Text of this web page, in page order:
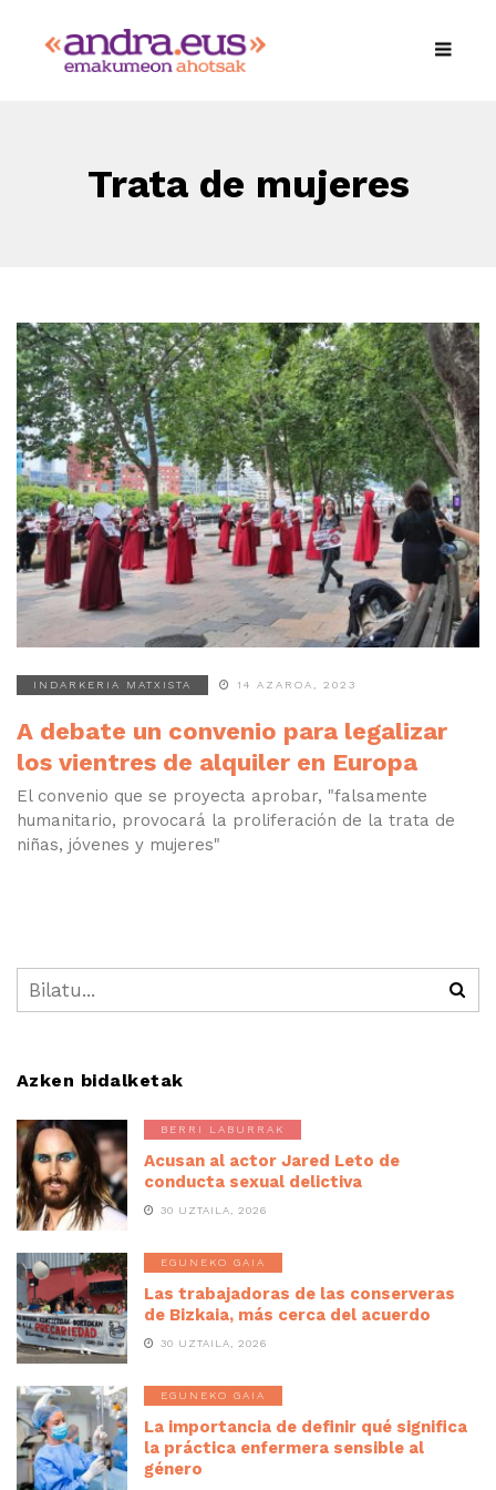
Trata de mujeres
INDARKERIA MATXISTA 14 AZAROA, 2023
A debate un convenio para legalizar
los vientres de alquiler en Europa
El convenio que se proyecta aprobar, "falsamente
humanitario, provocará la proliferación de la trata de
niñas, jóvenes y mujeres"
Azken bidalketak
BERRI LABURRAK
Acusan al actor Jared Leto de
conducta sexual delictiva
30 UZTAILA, 2026
EGUNEKO GAIA
Las trabajadoras de las conserveras
de Bizkaia, más cerca del acuerdo
30 UZTAILA, 2026
EGUNEKO GAIA
La importancia de definir qué significa
la práctica enfermera sensible al
género